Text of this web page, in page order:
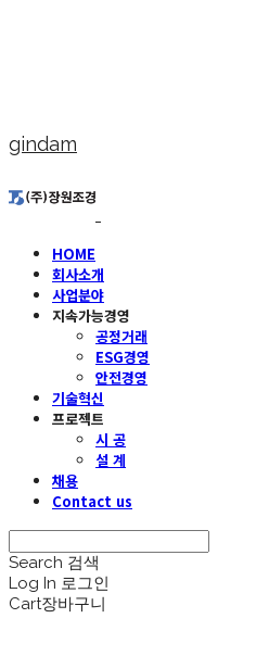
gindam
HOME
회사소개
사업분야
지속가능경영
공정거래
ESG경영
안전경영
기술혁신
프로젝트
시 공
설 계
채용
Contact us
Search 검색
Log In 로그인
Cart장바구니